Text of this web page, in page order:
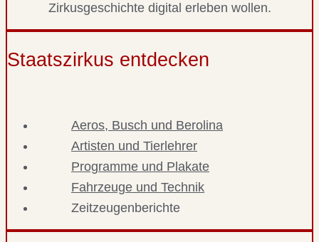
Zirkusgeschichte digital erleben wollen.
Staatszirkus entdecken
Aeros, Busch und Berolina
Artisten und Tierlehrer
Programme und Plakate
Fahrzeuge und Technik
Zeitzeugenberichte